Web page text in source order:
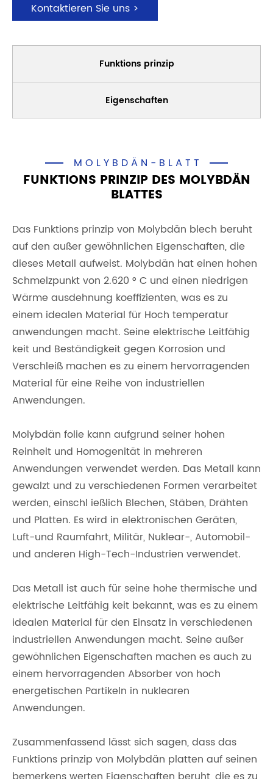
Kontaktieren Sie uns >
Funktions prinzip
Eigenschaften
MOLYBDÄN-BLATT
FUNKTIONS PRINZIP DES MOLYBDÄN
BLATTES
Das Funktions prinzip von Molybdän blech beruht
auf den außer gewöhnlichen Eigenschaften, die
dieses Metall aufweist. Molybdän hat einen hohen
Schmelzpunkt von 2.620 ° C und einen niedrigen
Wärme ausdehnung koeffizienten, was es zu
einem idealen Material für Hoch temperatur
anwendungen macht. Seine elektrische Leitfähig
keit und Beständigkeit gegen Korrosion und
Verschleiß machen es zu einem hervorragenden
Material für eine Reihe von industriellen
Anwendungen.
Molybdän folie kann aufgrund seiner hohen
Reinheit und Homogenität in mehreren
Anwendungen verwendet werden. Das Metall kann
gewalzt und zu verschiedenen Formen verarbeitet
werden, einschl ießlich Blechen, Stäben, Drähten
und Platten. Es wird in elektronischen Geräten,
Luft-und Raumfahrt, Militär, Nuklear-, Automobil-
und anderen High-Tech-Industrien verwendet.
Das Metall ist auch für seine hohe thermische und
elektrische Leitfähig keit bekannt, was es zu einem
idealen Material für den Einsatz in verschiedenen
industriellen Anwendungen macht. Seine außer
gewöhnlichen Eigenschaften machen es auch zu
einem hervorragenden Absorber von hoch
energetischen Partikeln in nuklearen
Anwendungen.
Zusammenfassend lässt sich sagen, dass das
Funktions prinzip von Molybdän platten auf seinen